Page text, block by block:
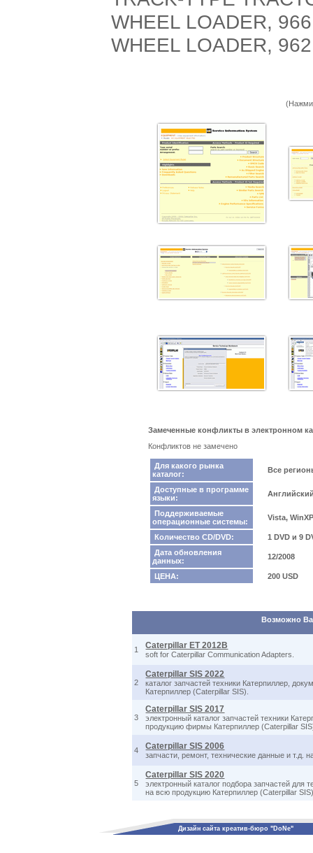
WHEEL LOADER,
WHEEL LOADER,
Замеченные конфликты в электронном
Конфликтов не замечено
Для какого рынка
каталог:
Все
Доступные в программе
языки:
Поддерживаемые
операционные системы:
Vista,
Количество CD/DVD:
1 DVD и 9
Дата обновления
данных:
12/2008
ЦЕНА: 200 USD
Возможно
1 Caterpillar ET 2012B
soft for Caterpillar Communication Adapters.
2
Caterpillar SIS 2022
каталог запчастей техники Катерпиллер,
Катерпиллер (Caterpillar SIS).
3
Caterpillar SIS 2017
электронный каталог запчастей техники
продукцию фирмы Катерпиллер (Caterpillar
4 Caterpillar SIS 2006
запчасти, ремонт, технические данные и
5
Caterpillar SIS 2020
электронный каталог подбора запчастей для
на всю продукцию Катерпиллер (Caterpillar
Дизайн сайта креатив-бюро "DoNe"